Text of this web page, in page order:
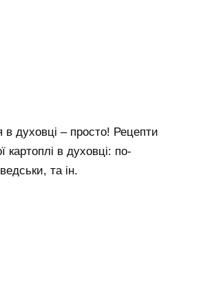
в духовці – просто! Рецепти
картоплі в духовці: по-
та ін.